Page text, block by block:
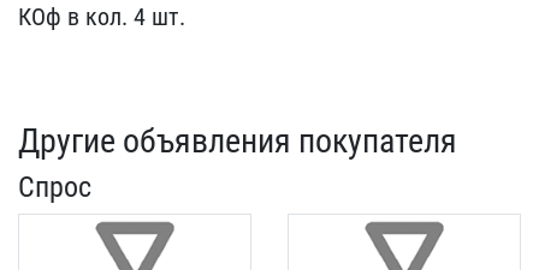
КОф в​ кол. 4 шт.
Другие объявления покупателя
Спрос